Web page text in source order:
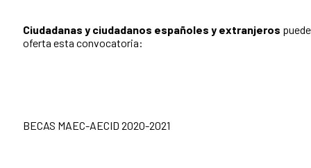
Ciudadanas y ciudadanos españoles y extranjeros
oferta esta convocatoria:
BECAS MAEC-AECID 2020-2021